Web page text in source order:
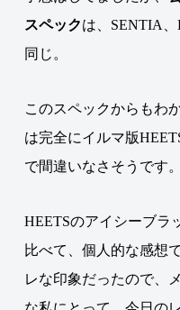
スペックは、SENTIA、
同じ 。
このスペックからもわ
は完全にイルマ版
で間違いなさそうです。
HEETSのアイシーブラ
比べて、個人的な感想
レな印象だったので、